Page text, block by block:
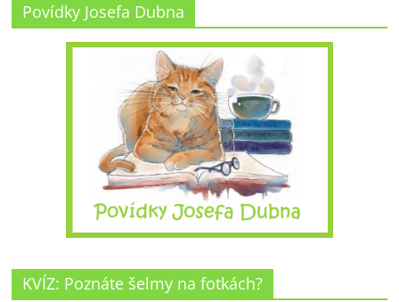
Povídky Josefa Dubna
KVÍZ: Poznáte šelmy na fotkách?